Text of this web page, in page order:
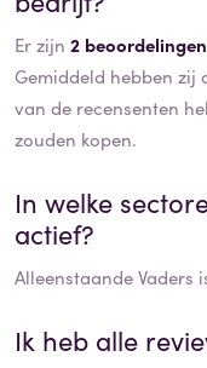
Er zijn 2 beoordelingen
Gemiddeld hebben zij
van de recensenten
zouden kopen.
In welke
actief?
Alleenstaande Vaders
Ik heb alle